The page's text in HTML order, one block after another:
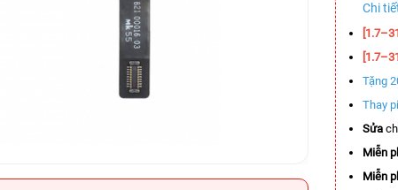
Chi
Tặng
Thay
Sửa
Miễn
Miễn